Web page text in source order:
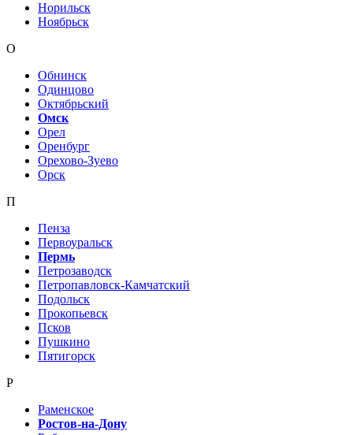
Норильск
Ноябрьск
О
Обнинск
Одинцово
Октябрьский
Омск
Орел
Оренбург
Орехово-Зуево
Орск
П
Пенза
Первоуральск
Пермь
Петрозаводск
Петропавловск-Камчатский
Подольск
Прокопьевск
Псков
Пушкино
Пятигорск
Р
Раменское
Ростов-на-Дону